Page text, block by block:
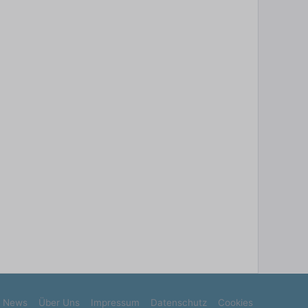
News Über Uns Impressum Datenschutz Cookies